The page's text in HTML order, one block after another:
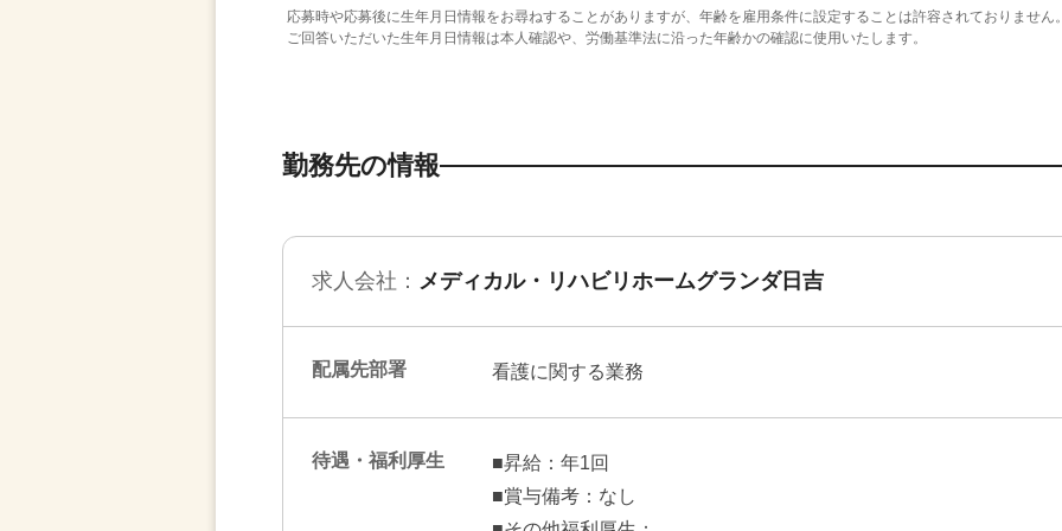
応募時や応募後に生年月日情報をお尋ねすることがありますが、年齢を雇用条件に設定することは許容されておりません
ご回答いただいた生年月日情報は本人確認や、労働基準法に沿った年齢かの確認に使用いたします。
勤務先の情報
求人会社： メディカル・リハビリホームグランダ日吉
配属先部署 看護に関する業務
待遇・福利厚生
■昇給：年1回
■賞与備考：なし